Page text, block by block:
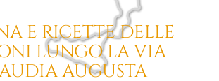
E RICETTE DELLE
LUNGO LA VIA
AUGUSTA